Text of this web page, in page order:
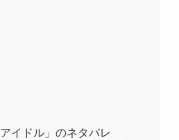
イドル」のネタバレ